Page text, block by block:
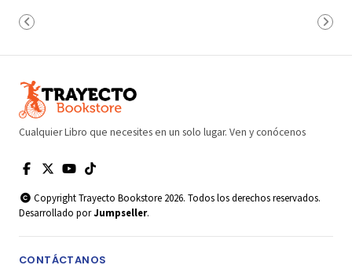
Cualquier Libro que necesites en un solo lugar. Ven y conócenos
Copyright Trayecto Bookstore 2026. Todos los derechos reservados.
Desarrollado porJumpseller.
CONTÁCTANOS